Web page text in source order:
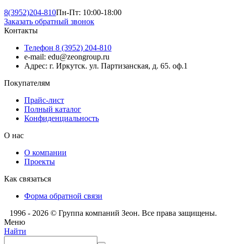
8(3952)204-810Пн-Пт: 10:00-18:00
Заказать обратный звонок
Контакты
Телефон 8 (3952) 204-810
e-mail: edu@zeongroup.ru
Адрес: г. Иркутск. ул. Партизанская, д. 65. оф.1
Покупателям
Прайс-лист
Полный каталог
Конфиденциальность
О нас
О компании
Проекты
Как связаться
Форма обратной связи
1996 - 2026 © Группа компаний Зеон. Все права защищены.
Меню
Найти